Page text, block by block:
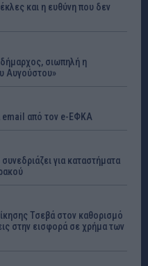
και η ευθύνη που δεν
σιωπηλή η
Αυγούστου»
email από τον e-ΕΦΚΑ
για καταστήματα
Τσεβά στον καθορισμό
στην εισφορά σε χρήμα των